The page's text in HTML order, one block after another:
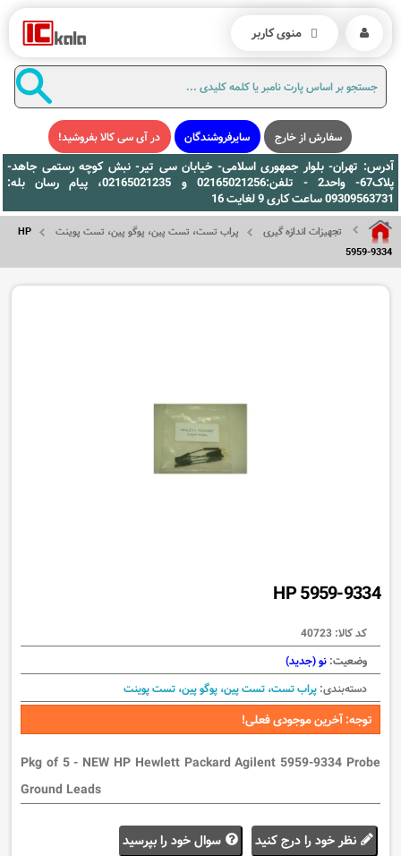
سفارش از خارج سایرفروشندگان در آی سی کالا بفروشید!
آدرس: تهران- بلوار جمهوری اسلامی- خیابان سی تیر- نبش کوچه رستمی جاهد-
پلاک67- واحد2 - تلفن:02165021256 و 02165021235، پیام رسان بله:
09309563731 ساعت کاری 9 لغایت 16
تجهیزات اندازه گیری پراب تست، تست پین، پوگو پین، تست پوینت
HP
5959-9334
HP 5959-9334
کد کالا: 40723
وضعیت: نو (جدید)
دسته‌بندی: پراب تست، تست پین، پوگو پین، تست پوینت
توجه: آخرین موجودی فعلی!
Pkg of 5 - NEW HP Hewlett Packard Agilent 5959-9334 Probe
Ground Leads
نظر خود را درج کنید سوال خود را بپرسید
منوی کاربر